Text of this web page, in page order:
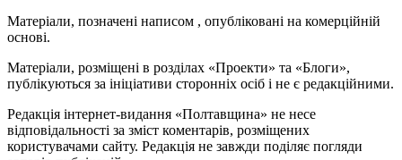
Матеріали, позначені написом , опубліковані на комерційній
основі.
Матеріали, розміщені в розділах «Проекти» та «Блоги»,
публікуються за ініціативи сторонніх осіб і не є редакційними.
Редакція інтернет-видання «Полтавщина» не несе
відповідальності за зміст коментарів, розміщених
користувачами сайту. Редакція не завжди поділяє погляди